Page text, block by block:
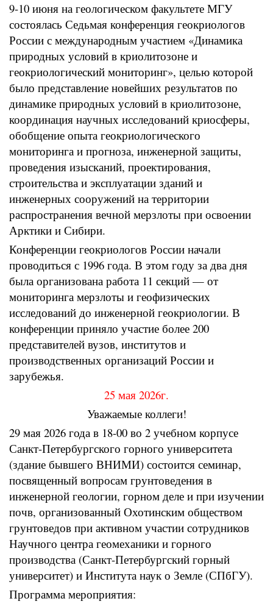
9-10 июня на геологическом факультете МГУ
состоялась Седьмая конференция геокриологов
России с международным участием «Динамика
природных условий в криолитозоне и
геокриологический мониторинг», целью которой
было представление новейших результатов по
динамике природных условий в криолитозоне,
координация научных исследований криосферы,
обобщение опыта геокриологического
мониторинга и прогноза, инженерной защиты,
проведения изысканий, проектирования,
строительства и эксплуатации зданий и
инженерных сооружений на территории
распространения вечной мерзлоты при освоении
Арктики и Сибири.
Конференции геокриологов России начали
проводиться с 1996 года. В этом году за два дня
была организована работа 11 секций — от
мониторинга мерзлоты и геофизических
исследований до инженерной геокриологии. В
конференции приняло участие более 200
представителей вузов, институтов и
производственных организаций России и
зарубежья.
25 мая 2026г.
Уважаемые коллеги!
29 мая 2026 года в 18-00 во 2 учебном корпусе
Санкт-Петербургского горного университета
(здание бывшего ВНИМИ) состоится семинар,
посвященный вопросам грунтоведения в
инженерной геологии, горном деле и при изучении
почв, организованный Охотинским обществом
грунтоведов при активном участии сотрудников
Научного центра геомеханики и горного
производства (Санкт-Петербургский горный
университет) и Института наук о Земле (СПбГУ).
Программа мероприятия: